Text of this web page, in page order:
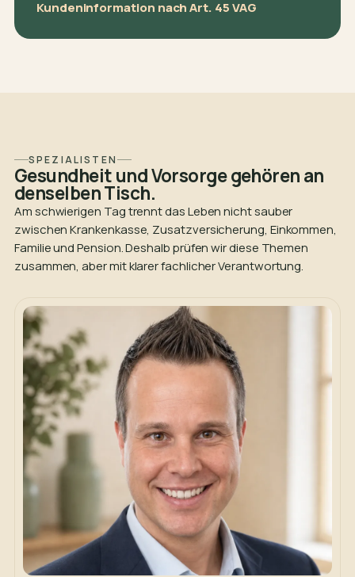
Kundeninformation nach Art. 45 VAG
SPEZIALISTEN
Gesundheit und Vorsorge gehören an
denselben Tisch.
Am schwierigen Tag trennt das Leben nicht sauber
zwischen Krankenkasse, Zusatzversicherung, Einkommen,
Familie und Pension. Deshalb prüfen wir diese Themen
zusammen, aber mit klarer fachlicher Verantwortung.